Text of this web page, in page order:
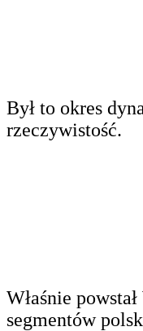
Był to okres
rzeczywistość.
Właśnie
segmentów